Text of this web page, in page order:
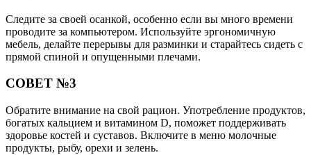
Следите за своей осанкой, особенно если вы много времени
проводите за компьютером. Используйте эргономичную
мебель, делайте перерывы для разминки и старайтесь сидеть с
прямой спиной и опущенными плечами.
СОВЕТ №3
Обратите внимание на свой рацион. Употребление продуктов,
богатых кальцием и витамином D, поможет поддерживать
здоровье костей и суставов. Включите в меню молочные
продукты, рыбу, орехи и зелень.